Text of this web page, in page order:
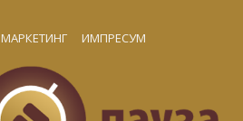
МАРКЕТИНГ ИМПРЕСУМ